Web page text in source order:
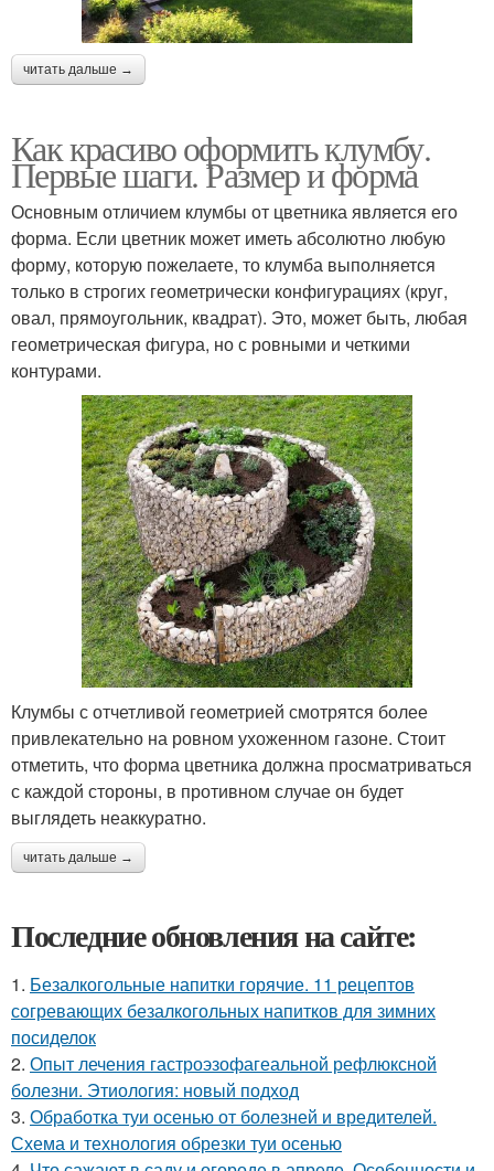
читать дальше →
Как красиво оформить клумбу.
Первые шаги. Размер и форма
Основным отличием клумбы от цветника является его
форма. Если цветник может иметь абсолютно любую
форму, которую пожелаете, то клумба выполняется
только в строгих геометрически конфигурациях (круг,
овал, прямоугольник, квадрат). Это, может быть, любая
геометрическая фигура, но с ровными и четкими
контурами.
Клумбы с отчетливой геометрией смотрятся более
привлекательно на ровном ухоженном газоне. Стоит
отметить, что форма цветника должна просматриваться
с каждой стороны, в противном случае он будет
выглядеть неаккуратно.
читать дальше →
Последние обновления на сайте:
1. Безалкогольные напитки горячие. 11 рецептов
согревающих безалкогольных напитков для зимних
посиделок
2. Опыт лечения гастроэзофагеальной рефлюксной
болезни. Этиология: новый подход
3. Обработка туи осенью от болезней и вредителей.
Схема и технология обрезки туи осенью